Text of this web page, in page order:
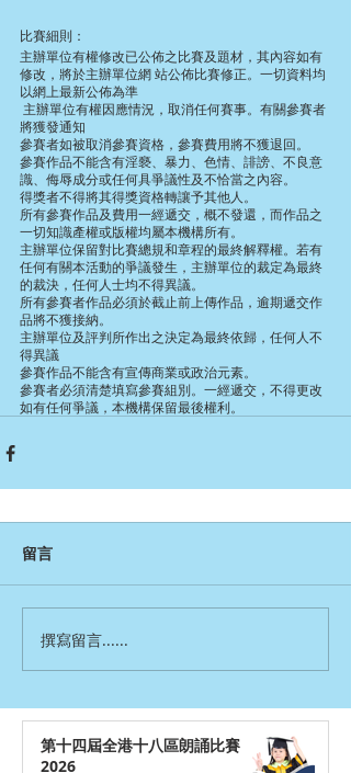
比賽細則：
主辦單位有權修改已公佈之比賽及題材，其內容如有
修改，將於主辦單位網 站公佈比賽修正。一切資料均
以網上最新公佈為準
將獲發通知
參賽者如被取消參賽資格，參賽費用將不獲退回。
參賽作品不能含有淫褻、暴力、色情、誹謗、不良意
識、侮辱成分或任何具爭議性及不恰當之內容。
得獎者不得將其得獎資格轉讓予其他人。
所有參賽作品及費用一經遞交，概不發還，而作品之
一切知識產權或版權均屬本機構所有。
主辦單位保留對比賽總規和章程的最終解釋權。若有
任何有關本活動的爭議發生，主辦單位的裁定為最終
的裁決，任何人士均不得異議。
所有參賽者作品必須於截止前上傳作品，逾期遞交作
品將不獲接納。
主辦單位及評判所作出之決定為最終依歸，任何人不
得異議
參賽作品不能含有宣傳商業或政治元素。
參賽者必須清楚填寫參賽組別。一經遞交，不得更改
如有任何爭議，本機構保留最後權利。
留言
撰寫留言......
第十四屆全港十八區朗誦比賽
2026